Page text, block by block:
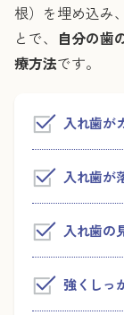
根）を埋め込み
とで、 自分の歯
療方法です。
入れ歯が
入れ歯が
入れ歯の
強くしっ